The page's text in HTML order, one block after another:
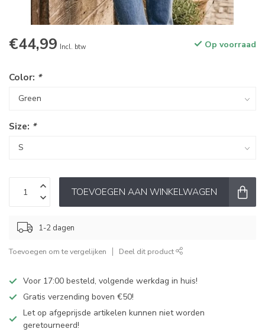
€44,99 Incl. btw Op voorraad
Color: *
Size: *
TOEVOEGEN AAN WINKELWAGEN
1-2 dagen
Toevoegen om te vergelijken Deel dit product
Voor 17:00 besteld, volgende werkdag in huis!
Gratis verzending boven €50!
Let op afgeprijsde artikelen kunnen niet worden
geretourneerd!